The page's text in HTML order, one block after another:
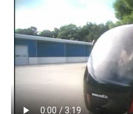
商用英文
TOEIC 多益課程
能力養成
免費資源
英文部落格
多益秒學堂
師資團隊
學習分享